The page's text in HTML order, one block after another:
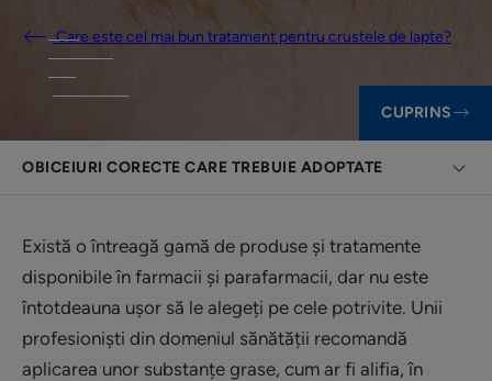
Care este cel mai bun tratament pentru crustele de lapte?
CUPRINS
OBICEIURI CORECTE CARE TREBUIE ADOPTATE
Există o întreagă gamă de produse și tratamente
disponibile în farmacii și parafarmacii, dar nu este
întotdeauna ușor să le alegeți pe cele potrivite. Unii
profesioniști din domeniul sănătății recomandă
aplicarea unor substanțe grase, cum ar fi alifia, în